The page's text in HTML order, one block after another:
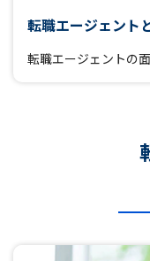
転職エージェント
転職エージェントの